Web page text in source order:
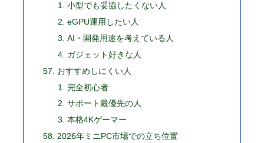
小型でも妥協したくない人
eGPU運用したい人
AI・開発用途を考えている人
ガジェット好きな人
おすすめしにくい人
完全初心者
サポート最優先の人
本格4Kゲーマー
2026年ミニPC市場での立ち位置